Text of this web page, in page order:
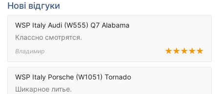
Нові відгуки
WSP Italy Audi (W555) Q7 Alabama
Классно смотрятся.
Владимир
WSP Italy Porsche (W1051) Tornado
Шикарное литье.